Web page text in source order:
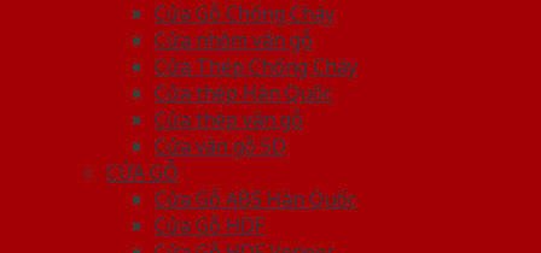
Cửa Gỗ Chống Cháy
Cửa nhôm vân gỗ
Cửa Thép Chống Cháy
Cửa thép Hàn Quốc
Cửa thép vân gỗ
Cửa vân gỗ 5D
CỬA GỖ
Cửa Gỗ ABS Hàn Quốc
Cửa Gỗ HDF